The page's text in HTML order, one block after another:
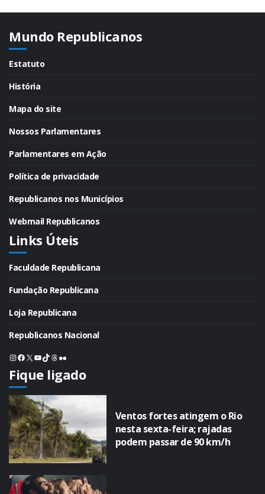
Mundo Republicanos
Estatuto
História
Mapa do site
Nossos Parlamentares
Parlamentares em Ação
Política de privacidade
Republicanos nos Municípios
Webmail Republicanos
Links Úteis
Faculdade Republicana
Fundação Republicana
Loja Republicana
Republicanos Nacional
Instagram
Facebook
X Youtube
TikTok
Threads
Flickr
Fique ligado
Ventos fortes atingem o Rio
nesta sexta-feira; rajadas
podem passar de 90 km/h